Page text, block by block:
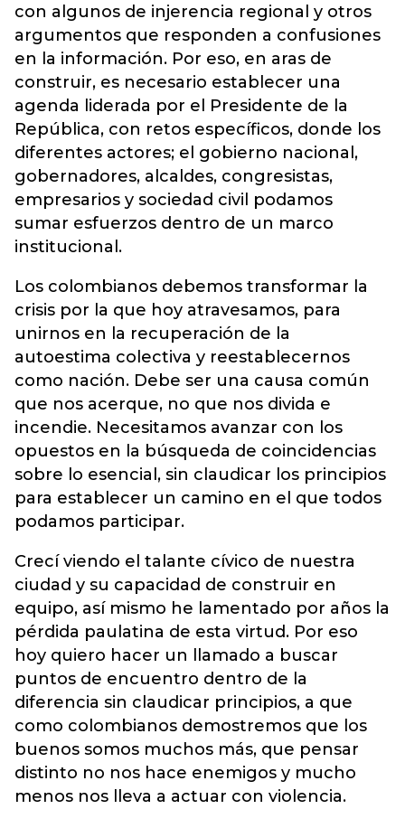
con algunos de injerencia regional y otros
argumentos que responden a confusiones
en la información. Por eso, en aras de
construir, es necesario establecer una
agenda liderada por el Presidente de la
República, con retos específicos, donde los
diferentes actores; el gobierno nacional,
gobernadores, alcaldes, congresistas,
empresarios y sociedad civil podamos
sumar esfuerzos dentro de un marco
institucional.
Los colombianos debemos transformar la
crisis por la que hoy atravesamos, para
unirnos en la recuperación de la
autoestima colectiva y reestablecernos
como nación. Debe ser una causa común
que nos acerque, no que nos divida e
incendie. Necesitamos avanzar con los
opuestos en la búsqueda de coincidencias
sobre lo esencial, sin claudicar los principios
para establecer un camino en el que todos
podamos participar.
Crecí viendo el talante cívico de nuestra
ciudad y su capacidad de construir en
equipo, así mismo he lamentado por años la
pérdida paulatina de esta virtud. Por eso
hoy quiero hacer un llamado a buscar
puntos de encuentro dentro de la
diferencia sin claudicar principios, a que
como colombianos demostremos que los
buenos somos muchos más, que pensar
distinto no nos hace enemigos y mucho
menos nos lleva a actuar con violencia.